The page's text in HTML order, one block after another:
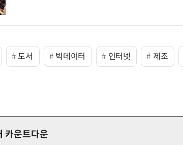
도서 빅데이터 인터넷 제조
카운트다운